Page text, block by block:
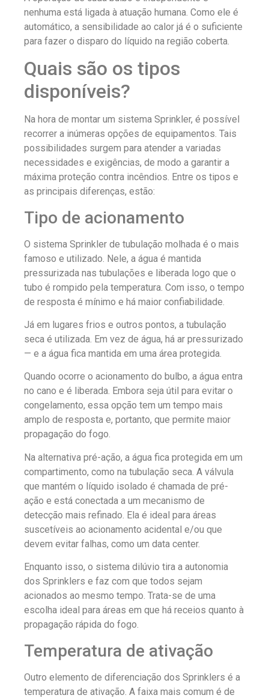
nenhuma está ligada à atuação humana. Como ele é
automático, a sensibilidade ao calor já é o suficiente
para fazer o disparo do líquido na região coberta.
Quais são os tipos
disponíveis?
Na hora de montar um sistema Sprinkler, é possível
recorrer a inúmeras opções de equipamentos. Tais
possibilidades surgem para atender a variadas
necessidades e exigências, de modo a garantir a
máxima proteção contra incêndios. Entre os tipos e
as principais diferenças, estão:
Tipo de acionamento
O sistema Sprinkler de tubulação molhada é o mais
famoso e utilizado. Nele, a água é mantida
pressurizada nas tubulações e liberada logo que o
tubo é rompido pela temperatura. Com isso, o tempo
de resposta é mínimo e há maior confiabilidade.
Já em lugares frios e outros pontos, a tubulação
seca é utilizada. Em vez de água, há ar pressurizado
— e a água fica mantida em uma área protegida.
Quando ocorre o acionamento do bulbo, a água entra
no cano e é liberada. Embora seja útil para evitar o
congelamento, essa opção tem um tempo mais
amplo de resposta e, portanto, que permite maior
propagação do fogo.
Na alternativa pré-ação, a água fica protegida em um
compartimento, como na tubulação seca. A válvula
que mantém o líquido isolado é chamada de pré-
ação e está conectada a um mecanismo de
detecção mais refinado. Ela é ideal para áreas
suscetíveis ao acionamento acidental e/ou que
devem evitar falhas, como um data center.
Enquanto isso, o sistema dilúvio tira a autonomia
dos Sprinklers e faz com que todos sejam
acionados ao mesmo tempo. Trata-se de uma
escolha ideal para áreas em que há receios quanto à
propagação rápida do fogo.
Temperatura de ativação
Outro elemento de diferenciação dos Sprinklers é a
temperatura de ativação. A faixa mais comum é de